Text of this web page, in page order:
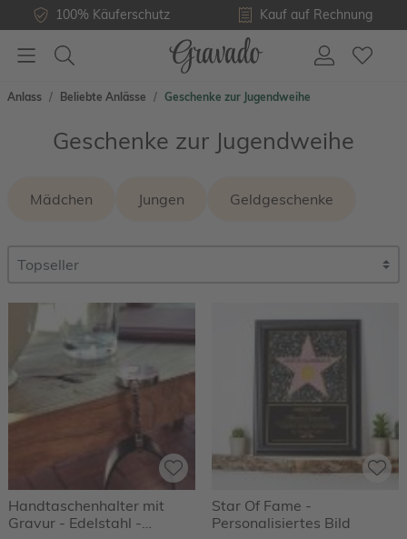
100% Käuferschutz Kauf auf Rechnung
Anlass Beliebte Anlässe Geschenke zur Jugendweihe
Geschenke zur Jugendweihe
Mädchen Jungen Geldgeschenke
Handtaschenhalter mit
Gravur - Edelstahl -
Star Of Fame -
Personalisiertes Bild